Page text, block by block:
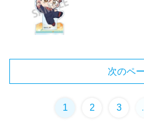
次のペ
1 2 3